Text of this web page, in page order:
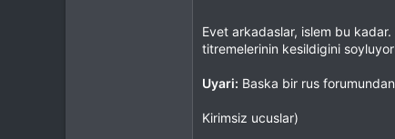
Evet arkadaslar, islem bu
titremelerinin kesildigini
Uyari: Baska bir rus
Kirimsiz ucuslar)